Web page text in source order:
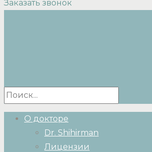
Заказать звонок
О докторе
Dr. Shihirman
Лицензии